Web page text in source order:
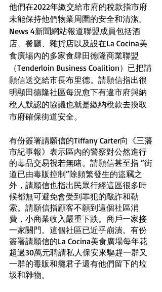
他們在2022年繳交給市府的稅款指市府
未能保持他們物業周圍的安全和清潔。
News 4新聞網站報道聯盟成員包括酒
店、餐廳、雜貨店以及設在La Cocina美
食廣場內的多家食肆田德隆商業聯盟
（Tenderloin Business Coalition）已把請
願信送交給市長布里德。請願信指出很
明顯田德隆社區每況愈下有違市府與納
稅人默認的協議也就是繳納稅款去換取
市府確保街道安全。
有份簽署請願信的Tiffany Carter向《三藩
市紀事報》表示區內的警察對公然進行
的毒品交易視若無睹。請願信甚至指 ”街
道已由毒販控制”除頻繁發生的盜竊之
外，請願信也指出民眾行經這區很多時
候都無可避免會受到罪犯的敲詐和勒
索。請願信指顧客不願到這個社區消
費，小商業收入嚴重下跌。商戶一家接
一家關門。這個社區已近乎崩潰。有份
簽署請願信的La Cocina美食廣場每年花
超過30萬元聘請私人保安來驅趕一群又
一群的毒販和癮君子還有他們留下的垃
圾和雜物。